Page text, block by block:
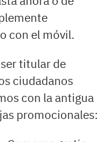
con el móvil.
titular de
ciudadanos
con la antigua
promocionales: